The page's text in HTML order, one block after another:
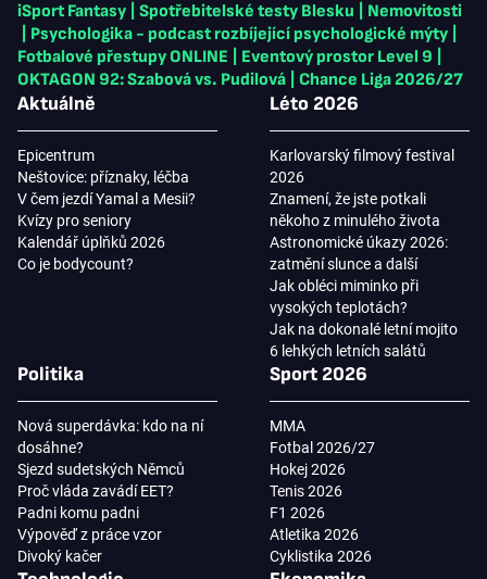
iSport Fantasy
Spotřebitelské testy Blesku
Nemovitosti
Psychologika - podcast rozbíjející psychologické mýty
Fotbalové přestupy ONLINE
Eventový prostor Level 9
OKTAGON 92: Szabová vs. Pudilová
Chance Liga 2026/27
Aktuálně
Epicentrum
Neštovice: příznaky, léčba
V čem jezdí Yamal a Mesii?
Kvízy pro seniory
Kalendář úplňků 2026
Co je bodycount?
Léto 2026
Karlovarský filmový festival
2026
Znamení, že jste potkali
někoho z minulého života
Astronomické úkazy 2026:
zatmění slunce a další
Jak obléci miminko při
vysokých teplotách?
Jak na dokonalé letní mojito
6 lehkých letních salátů
Politika
Nová superdávka: kdo na ní
dosáhne?
Sjezd sudetských Němců
Proč vláda zavádí EET?
Padni komu padni
Výpověď z práce vzor
Divoký kačer
Sport 2026
MMA
Fotbal 2026/27
Hokej 2026
Tenis 2026
F1 2026
Atletika 2026
Cyklistika 2026